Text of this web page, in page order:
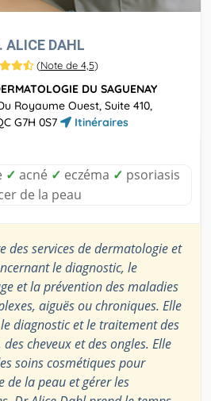
ALICE DAHL
(Note de 4,5)
DU SAGUENAY
Royaume Ouest, Suite 410,
G7H 0S7
Itinéraires
✓ acné ✓ eczéma ✓ psoriasis
de la peau
des services de dermatologie et
le diagnostic, le
et la prévention des maladies
aiguës ou chroniques. Elle
diagnostic et le traitement des
cheveux et des ongles. Elle
soins cosmétiques pour
de la peau et gérer les